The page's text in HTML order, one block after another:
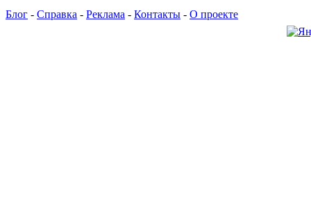
Блог - Справка - Реклама - Контакты - О проекте